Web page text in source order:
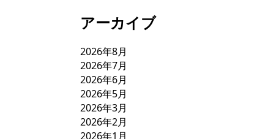
アーカイブ
2026年8月
2026年7月
2026年6月
2026年5月
2026年3月
2026年2月
2026年1月